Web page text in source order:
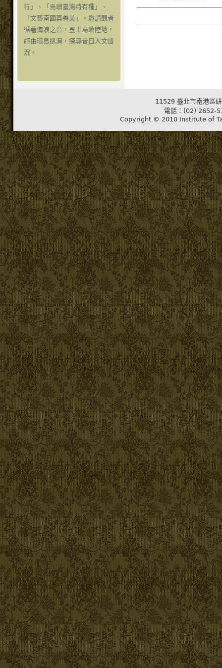
行」、「島嶼臺灣特有種」、
「文藝南國真善美」。邀請觀者
循著海浪之音，登上島嶼陸地，
經由環島巡演，探尋昔日人文盛
況。
11529 臺北市南港區
電話：(02) 2652-
Copyright © 2010 Institute of